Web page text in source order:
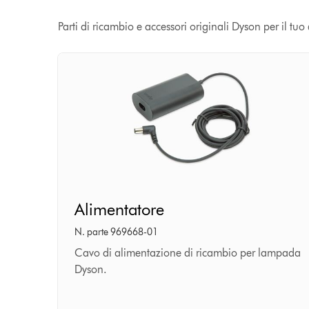
Parti di ricambio e accessori originali Dyson per il
Alimentatore
N. parte 969668-01
Cavo di alimentazione di ricambio per lampada
Dyson.